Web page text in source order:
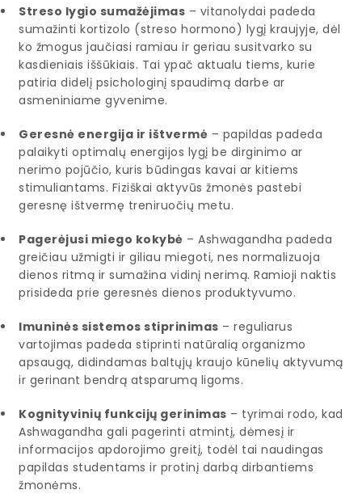
Streso lygio sumažėjimas – vitanolydai padeda
sumažinti kortizolo (streso hormono) lygį kraujyje, dėl
ko žmogus jaučiasi ramiau ir geriau susitvarko su
kasdieniais iššūkiais. Tai ypač aktualu tiems, kurie
patiria didelį psichologinį spaudimą darbe ar
asmeniniame gyvenime.
Geresnė energija ir ištvermė – papildas padeda
palaikyti optimalų energijos lygį be dirginimo ar
nerimo pojūčio, kuris būdingas kavai ar kitiems
stimuliantams. Fiziškai aktyvūs žmonės pastebi
geresnę ištvermę treniruočių metu.
Pagerėjusi miego kokybė – Ashwagandha padeda
greičiau užmigti ir giliau miegoti, nes normalizuoja
dienos ritmą ir sumažina vidinį nerimą. Ramioji naktis
prisideda prie geresnės dienos produktyvumo.
Imuninės sistemos stiprinimas – reguliarus
vartojimas padeda stiprinti natūralią organizmo
apsaugą, didindamas baltųjų kraujo kūnelių aktyvumą
ir gerinant bendrą atsparumą ligoms.
Kognityvinių funkcijų gerinimas – tyrimai rodo, kad
Ashwagandha gali pagerinti atmintį, dėmesį ir
informacijos apdorojimo greitį, todėl tai naudingas
papildas studentams ir protinį darbą dirbantiems
žmonėms.